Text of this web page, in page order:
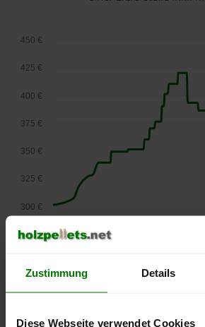
Zustimmung Details
Diese Webseite verwendet Cookies
lose Ware
September
275 €
300 €
325 €
350 €
375 €
400 €
425 €
450 €
können Sie jederzeit auf unserer